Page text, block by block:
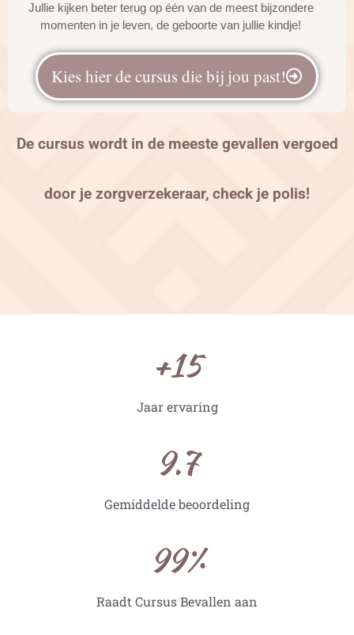
Jullie kijken beter terug op één van de meest bijzondere
momenten in je leven, de geboorte van jullie kindje!
Kies hier de cursus die bij jou past!
De cursus wordt in de meeste gevallen vergoed
door je zorgverzekeraar, check je polis!
Jaar ervaring
+15
Gemiddelde beoordeling
9.7
Raadt Cursus Bevallen aan
99%